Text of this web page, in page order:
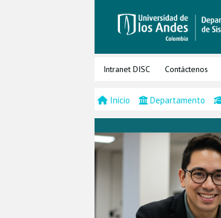
Intranet DISC Contáctenos
Inicio Departamento